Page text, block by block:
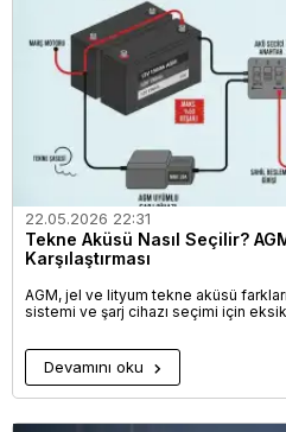
22.05.2026 22:31
Tekne Aküsü Nasıl Seçilir?
Karşılaştırması
AGM, jel ve lityum tekne aküsü
sistemi ve şarj cihazı seçimi için
Devamını oku